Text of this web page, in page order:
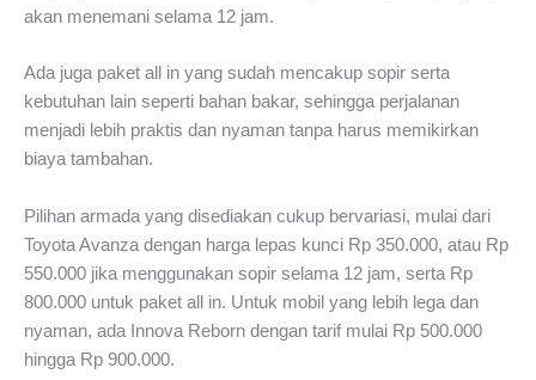
akan menemani selama 12 jam.
Ada juga paket all in yang sudah mencakup sopir serta
kebutuhan lain seperti bahan bakar, sehingga perjalanan
menjadi lebih praktis dan nyaman tanpa harus memikirkan
biaya tambahan.
Pilihan armada yang disediakan cukup bervariasi, mulai dari
Toyota Avanza dengan harga lepas kunci Rp 350.000, atau Rp
550.000 jika menggunakan sopir selama 12 jam, serta Rp
800.000 untuk paket all in. Untuk mobil yang lebih lega dan
nyaman, ada Innova Reborn dengan tarif mulai Rp 500.000
hingga Rp 900.000.